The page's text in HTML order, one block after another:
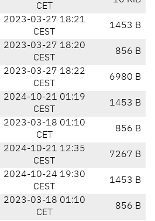
CET
2023-03-27 18:21
CEST
1453 B
2023-03-27 18:20
CEST
856 B
2023-03-27 18:22
CEST
6980 B
2024-10-21 01:19
CEST
1453 B
2023-03-18 01:10
CET
856 B
2024-10-21 12:35
CEST
7267 B
2024-10-24 19:30
CEST
1453 B
2023-03-18 01:10
CET
856 B